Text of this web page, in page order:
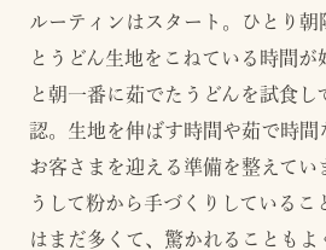
ルーティンはスタート。ひとり朝
とうどん生地をこねている時間が
と朝一番に茹でたうどんを試食し
認。生地を伸ばす時間や茹で時間
お客さまを迎える準備を整えてい
うして粉から手づくりしているこ
はまだ多くて、驚かれることもよ